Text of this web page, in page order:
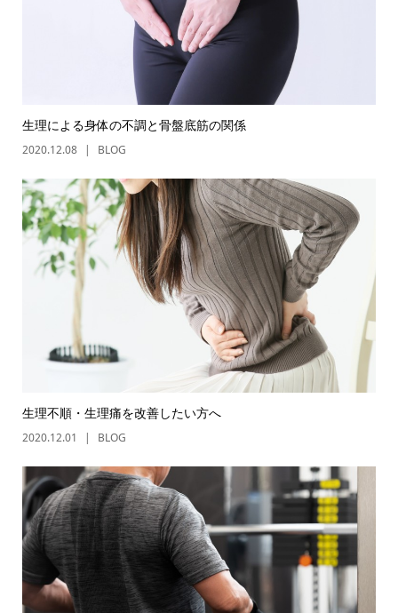
生理による身体の不調と骨盤底筋の関係
2020.12.08 BLOG
生理不順・生理痛を改善したい方へ
2020.12.01 BLOG